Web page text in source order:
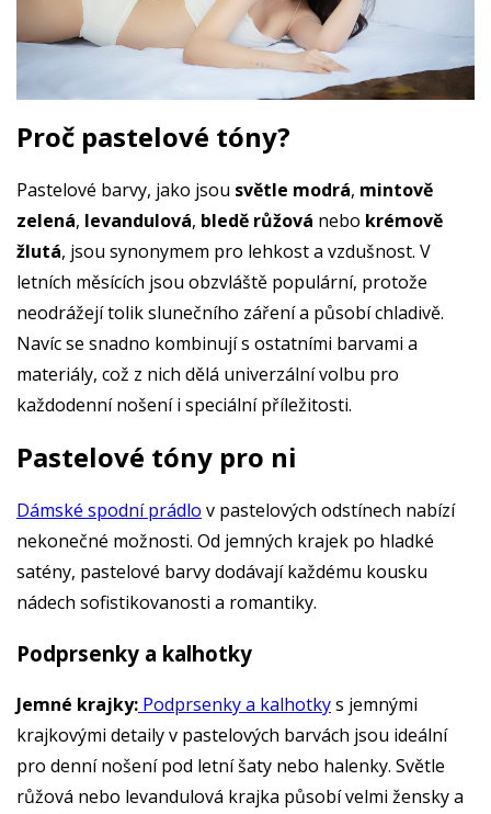
Proč pastelové tóny?
Pastelové barvy, jako jsou světle modrá, mintově
zelená, levandulová, bledě růžová nebo krémově
žlutá, jsou synonymem pro lehkost a vzdušnost. V
letních měsících jsou obzvláště populární, protože
neodrážejí tolik slunečního záření a působí chladivě.
Navíc se snadno kombinují s ostatními barvami a
materiály, což z nich dělá univerzální volbu pro
každodenní nošení i speciální příležitosti.
Pastelové tóny pro ni
Dámské spodní prádlo v pastelových odstínech nabízí
nekonečné možnosti. Od jemných krajek po hladké
satény, pastelové barvy dodávají každému kousku
nádech sofistikovanosti a romantiky.
Podprsenky a kalhotky
Jemné krajky: Podprsenky a kalhotkys jemnými
krajkovými detaily v pastelových barvách jsou ideální
pro denní nošení pod letní šaty nebo halenky. Světle
růžová nebo levandulová krajka působí velmi žensky a